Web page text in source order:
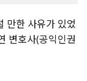
만한 사유가 있었
변호사(공익인권